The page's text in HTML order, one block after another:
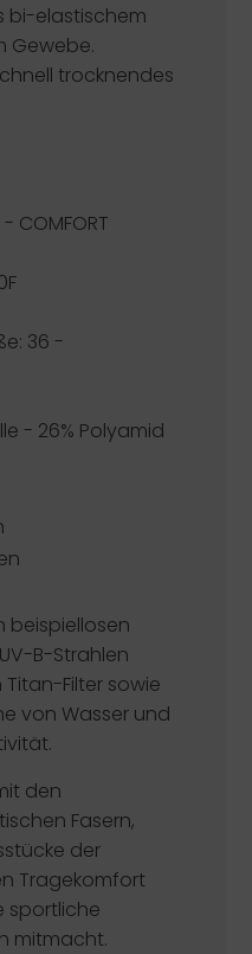
bi-elastischem
Gewebe.
trocknendes
- COMFORT
36 -
- 26% Polyamid
beispiellosen
B-Strahlen
Filter sowie
von Wasser und
den
Fasern,
der
Tragekomfort
sportliche
mitmacht.